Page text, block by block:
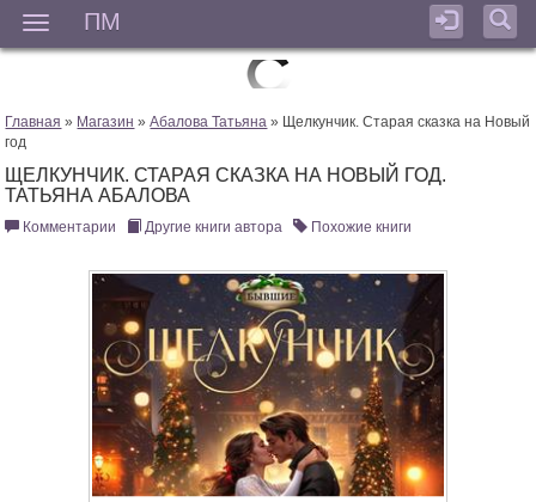
ПМ
Главная » Магазин »Абалова Татьяна » Щелкунчик. Старая сказка на Новый
год
ЩЕЛКУНЧИК. СТАРАЯ СКАЗКА НА НОВЫЙ ГОД.
ТАТЬЯНА АБАЛОВА
Комментарии Другие книги автора Похожие книги